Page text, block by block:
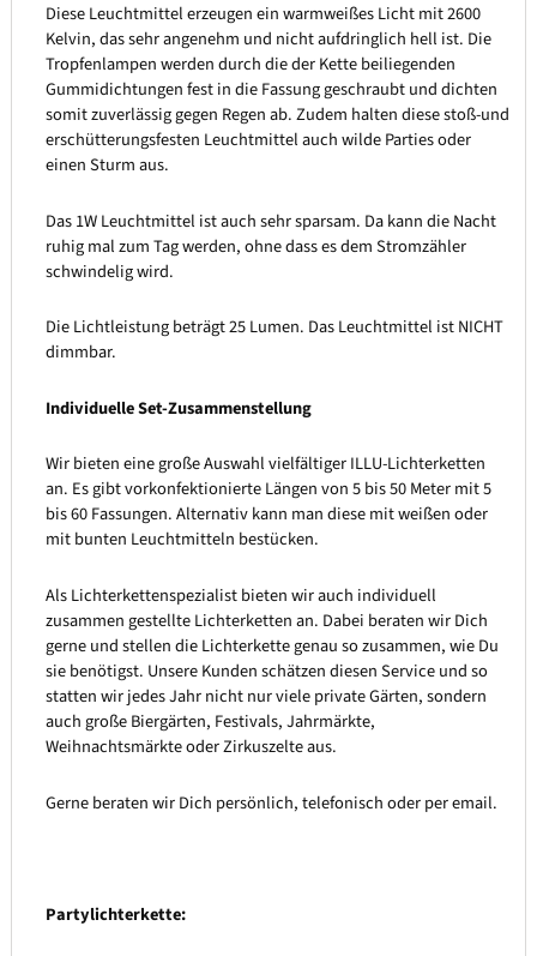
Diese Leuchtmittel erzeugen ein warmweißes Licht mit 2600
Kelvin, das sehr angenehm und nicht aufdringlich hell ist. Die
Tropfenlampen werden durch die der Kette beiliegenden
Gummidichtungen fest in die Fassung geschraubt und dichten
somit zuverlässig gegen Regen ab. Zudem halten diese stoß-und
erschütterungsfesten Leuchtmittel auch wilde Parties oder
einen Sturm aus.
Das 1W Leuchtmittel ist auch sehr sparsam. Da kann die Nacht
ruhig mal zum Tag werden, ohne dass es dem Stromzähler
schwindelig wird.
Die Lichtleistung beträgt 25 Lumen. Das Leuchtmittel ist NICHT
dimmbar.
Individuelle Set-Zusammenstellung
Wir bieten eine große Auswahl vielfältiger ILLU-Lichterketten
an. Es gibt vorkonfektionierte Längen von 5 bis 50 Meter mit 5
bis 60 Fassungen. Alternativ kann man diese mit weißen oder
mit bunten Leuchtmitteln bestücken.
Als Lichterkettenspezialist bieten wir auch individuell
zusammen gestellte Lichterketten an. Dabei beraten wir Dich
gerne und stellen die Lichterkette genau so zusammen, wie Du
sie benötigst. Unsere Kunden schätzen diesen Service und so
statten wir jedes Jahr nicht nur viele private Gärten, sondern
auch große Biergärten, Festivals, Jahrmärkte,
Weihnachtsmärkte oder Zirkuszelte aus.
Gerne beraten wir Dich persönlich, telefonisch oder per email.
Partylichterkette: